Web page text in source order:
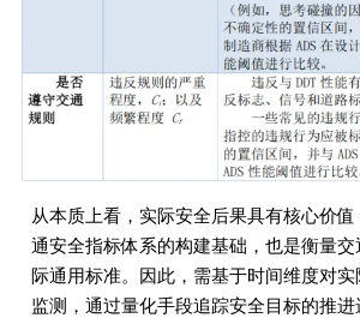
从本质上看，实际安全后果具有核心价
通安全指标体系的构建基础，也是衡量交
际通用标准。因此，需基于时间维度对
监测，通过量化手段追踪安全目标的推进